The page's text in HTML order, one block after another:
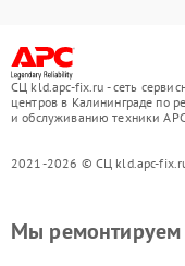
СЦ kld.apc-fix.ru - сеть
центров в Калининграде по
и обслуживанию техники
2021-2026 © СЦ kld.apc-
Мы ремонтируем